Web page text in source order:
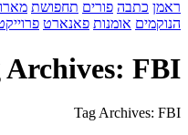
ראמן כתבה פורים תחפושת
הנוקמים אומנות פאנארט
Archives: FBI
Tag Archives: FBI